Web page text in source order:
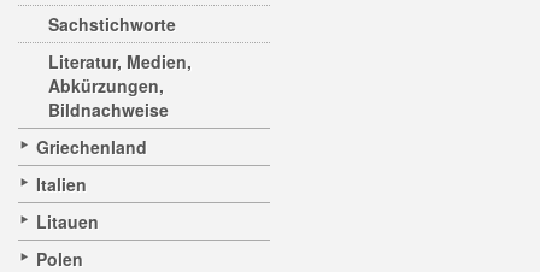
Sachstichworte
Literatur, Medien,
Abkürzungen,
Bildnachweise
Griechenland
Italien
Litauen
Polen